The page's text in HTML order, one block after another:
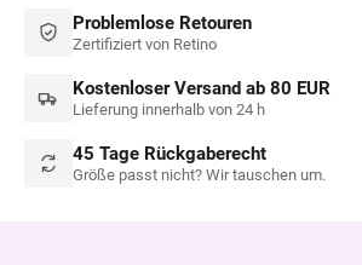
Problemlose Retouren
Zertifiziert von Retino
Kostenloser Versand ab 80 EUR
Lieferung innerhalb von 24 h
45 Tage Rückgaberecht
Größe passt nicht? Wir tauschen um.